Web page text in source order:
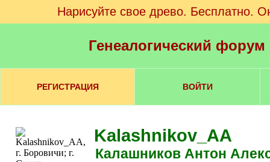
Нарисуйте свое древо. Бесплатно.
Генеалогический
РЕГИСТРАЦИЯ ВОЙТИ
Kalashnikov_AA
Калашников Антон